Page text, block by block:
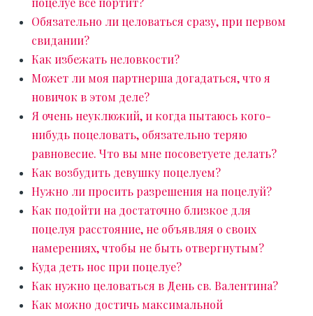
Обязательно ли целоваться сразу, при первом
свидании?
Как избежать неловкости?
Может ли моя партнерша догадаться, что я
новичок в этом деле?
Я очень неуклюжий, и когда пытаюсь кого-
нибудь поцеловать, обязательно теряю
равновесие. Что вы мне посоветуете делать?
Как возбудить девушку поцелуем?
Нужно ли просить разрешения на поцелуй?
Как подойти на достаточно близкое для
поцелуя расстояние, не объявляя о своих
намерениях, чтобы не быть отвергнутым?
Куда деть нос при поцелуе?
Как нужно целоваться в День св. Валентина?
Как можно достичь максимальной